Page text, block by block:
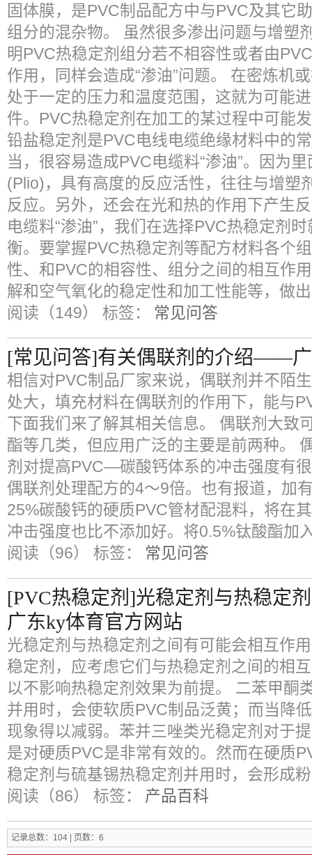
固体膜，是PVC制品配方中与PVC及其它
组分的混杂物。 虽然很多渗出问题与增塑
明PVC热稳定剂组分若不相容性或者由
作用，同样会造成“渗油”问题。 在密炼机
处于一定的压力和温度范围，这就为可能
件。PVC热稳定剂在加工的某过程中可能
铅盐稳定剂是PVC电线电缆绝缘材料中的
当，很容易造成PVC电缆料“渗油”。因为
(Plio)，具有高度的反应活性，往往与增塑
反应。另外，还会在光和热的作用下产生
电缆料“渗油”，我们在选择PVC热稳定剂
衡。要掌握PVC热稳定剂等配方材料各个
性、和PVC的相容性、组分之间的相互作
解和空气氧化的稳定性和加工性能等，做
阅读（149） 标签： 常见问答
[常见问答]有关偶联剂的介绍——
相信对PVC制品厂家来说，偶联剂并不陌
处大，填充材料在偶联剂的作用下，能与
下面我们来了解其相关信息。 偶联剂大致
酯等几类，但应用广泛的主要是前两种。
剂对提高PVC—碳酸钙体系的冲击强度有
偶联剂处理配方的4～9倍。也有报道，加
25%碳酸钙的硬质PVC管材配混料，将在
冲击强度也比不添加好。将0.5%钛酸酯加
阅读（96） 标签： 常见问答
[PVC热稳定剂]光稳定剂与热稳定
广东ky体育官方网站
光稳定剂与热稳定剂之间有可能会相互作
稳定剂，应考虑它们与热稳定剂之间的相
以不影响热稳定剂效果为前提。 二苯甲酮
并用时，会使软质PVC制品泛黄；而当降
现象得以减弱。苯并三唑类光稳定剂对于
是对硬质PVC是非常有效的。然而在硬质
稳定剂与硫基锡热稳定剂并用时，会形成
阅读（86） 标签： 产品百科
记录总数：104 | 页数：6